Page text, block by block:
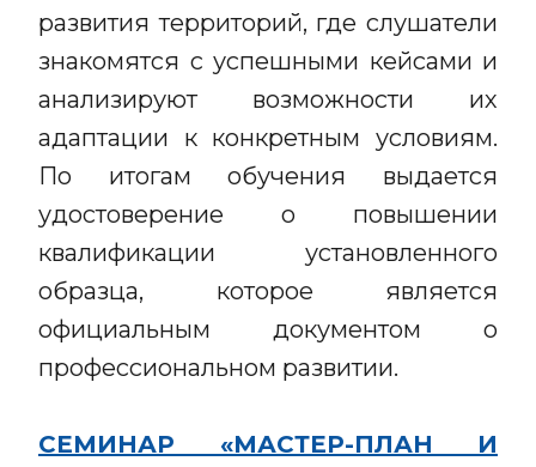
развития территорий, где слушатели
знакомятся с успешными кейсами и
анализируют возможности их
адаптации к конкретным условиям.
По итогам обучения выдается
удостоверение о повышении
квалификации установленного
образца, которое является
официальным документом о
профессиональном развитии.
СЕМИНАР «МАСТЕР-ПЛАН И